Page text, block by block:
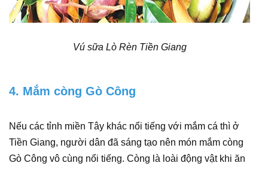
Vú sữa Lò Rèn Tiền Giang
4. Mắm còng Gò Công
Nếu các tỉnh miền Tây khác nổi tiếng với mắm cá thì ở
Tiền Giang, người dân đã sáng tạo nên món mắm còng
Gò Công vô cùng nổi tiếng. Còng là loài động vật khi ăn